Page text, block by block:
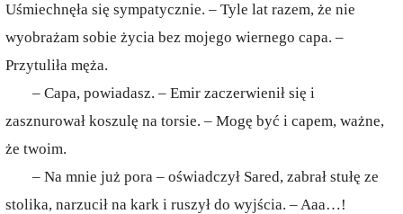
Uśmiechnęła się sympatycznie. – Tyle lat razem, że nie
wyobrażam sobie życia bez mojego wiernego capa. –
Przytuliła męża.
– Capa, powiadasz. – Emir zaczerwienił się i
zasznurował koszulę na torsie. – Mogę być i capem, ważne,
że twoim.
– Na mnie już pora – oświadczył Sared, zabrał stułę ze
stolika, narzucił na kark i ruszył do wyjścia. – Aaa…!